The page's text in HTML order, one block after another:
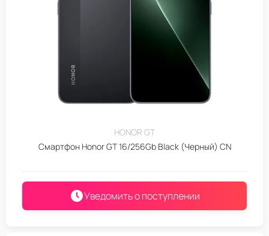
HONOR GT
Смартфон Honor GT 16/256Gb Black (Черный) CN
Уведомить о поступлении